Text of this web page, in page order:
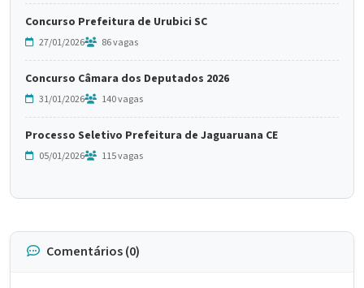
Concurso Prefeitura de Urubici SC
27/01/2026 86 vagas
Concurso Câmara dos Deputados 2026
31/01/2026 140 vagas
Processo Seletivo Prefeitura de Jaguaruana CE
05/01/2026 115 vagas
Comentários (0)